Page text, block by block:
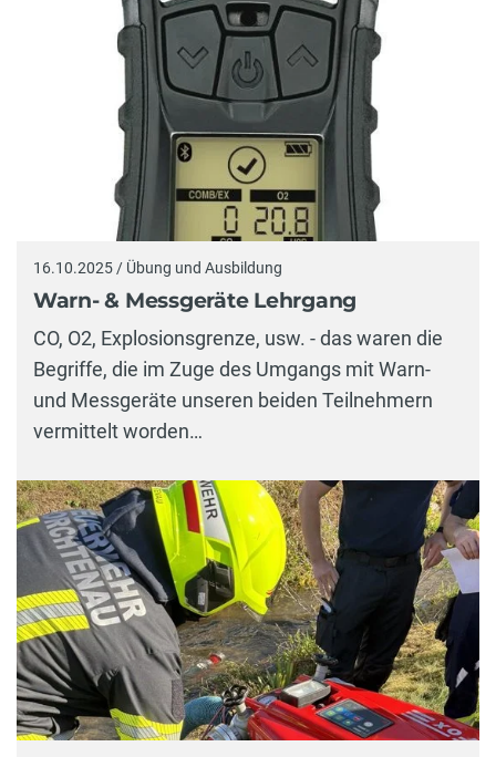
16.10.2025 / Übung und Ausbildung
Warn- & Messgeräte Lehrgang
CO, O2, Explosionsgrenze, usw. - das waren die
Begriffe, die im Zuge des Umgangs mit Warn-
und Messgeräte unseren beiden Teilnehmern
vermittelt worden…